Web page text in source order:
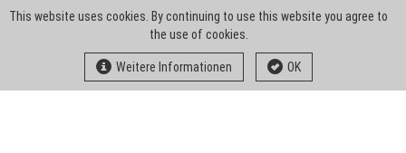
Telefax: +49 (0) 7422 . 567 - 239
info-ch@kern-liebers.com
This website uses cookies. By continuing to use this website you agree to
the use of cookies.
Weitere Informationen OK